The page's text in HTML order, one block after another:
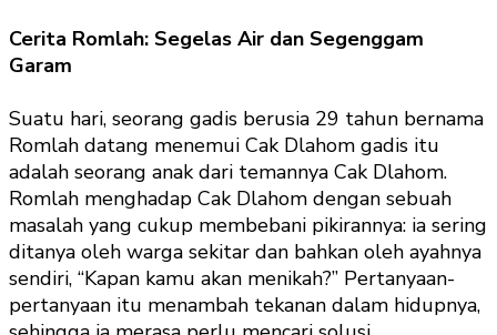
Cerita Romlah: Segelas Air dan Segenggam
Garam
Suatu hari, seorang gadis berusia 29 tahun bernama
Romlah datang menemui Cak Dlahom gadis itu
adalah seorang anak dari temannya Cak Dlahom.
Romlah menghadap Cak Dlahom dengan sebuah
masalah yang cukup membebani pikirannya: ia sering
ditanya oleh warga sekitar dan bahkan oleh ayahnya
sendiri, “Kapan kamu akan menikah?” Pertanyaan-
pertanyaan itu menambah tekanan dalam hidupnya,